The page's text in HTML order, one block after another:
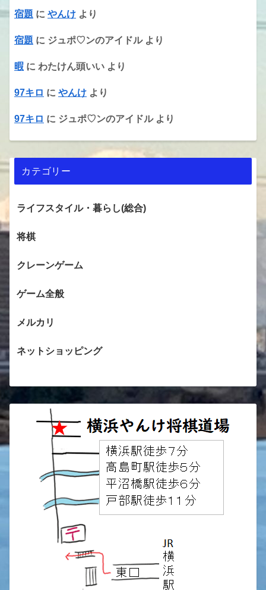
宿題 に やんけ より
宿題 に ジュポ♡ンのアイドルより
暇 に わたけん頭いい より
97キロ に やんけ より
97キロ に ジュポ♡ンのアイドルより
カテゴリー
ライフスタイル・暮らし(総合)
将棋
クレーンゲーム
ゲーム全般
メルカリ
ネットショッピング